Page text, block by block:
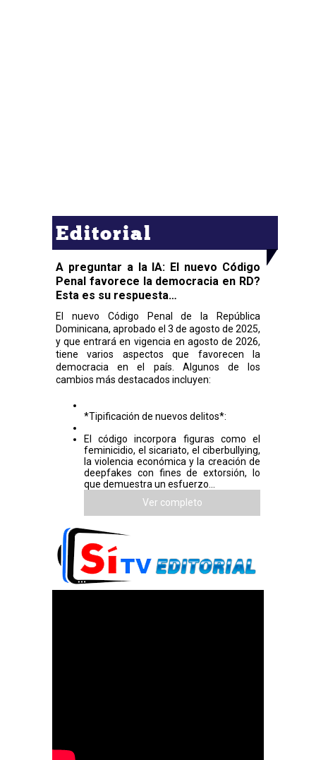
Editorial
A preguntar a la IA: El nuevo Código
Penal favorece la democracia en RD?
Esta es su respuesta…
El nuevo Código Penal de la República
Dominicana, aprobado el 3 de agosto de 2025,
y que entrará en vigencia en agosto de 2026,
tiene varios aspectos que favorecen la
democracia en el país. Algunos de los
cambios más destacados incluyen:
*Tipificación de nuevos delitos*:
El código incorpora figuras como el
feminicidio, el sicariato, el ciberbullying,
la violencia económica y la creación de
deepfakes con fines de extorsión, lo
que demuestra un esfuerzo...
Ver completo